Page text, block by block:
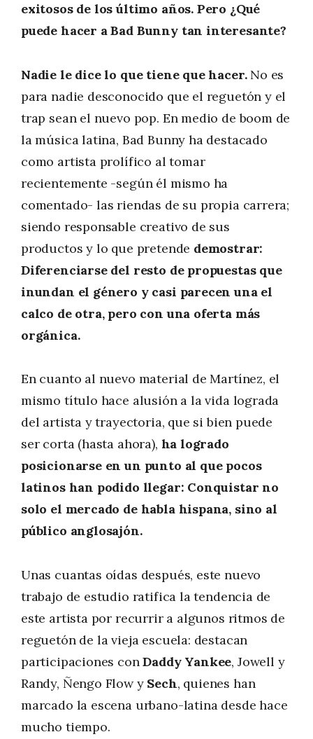
exitosos de los último años. Pero ¿Qué
puede hacer a Bad Bunny tan interesante?
Nadie le dice lo que tiene que hacer.No es
para nadie desconocido que el reguetón y el
trap sean el nuevo pop. En medio de boom de
la música latina, Bad Bunny ha destacado
como artista prolífico al tomar
recientemente -según él mismo ha
comentado- las riendas de su propia carrera;
siendo responsable creativo de sus
productos y lo que pretende demostrar:
Diferenciarse del resto de propuestas que
inundan el género y casi parecen una el
calco de otra, pero con una oferta más
orgánica.
En cuanto al nuevo material de Martínez, el
mismo título hace alusión a la vida lograda
del artista y trayectoria, que si bien puede
ser corta (hasta ahora), ha logrado
posicionarse en un punto al que pocos
latinos han podido llegar: Conquistar no
solo el mercado de habla hispana, sino al
público anglosajón.
Unas cuantas oídas después, este nuevo
trabajo de estudio ratifica la tendencia de
este artista por recurrir a algunos ritmos de
reguetón de la vieja escuela: destacan
participaciones conDaddy Yankee, Jowell y
Randy, Ñengo Flow y Sech, quienes han
marcado la escena urbano-latina desde hace
mucho tiempo.